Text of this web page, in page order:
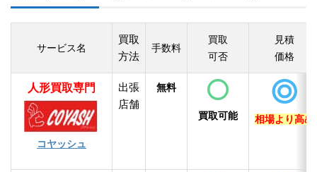
サービス名
買取
方法
手数料
買取
可否
見積
価格
人形買取専門
コヤッシュ
出張
店舗
無料
買取可能 相場より高め